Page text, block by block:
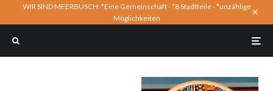
WIR SIND MEERBUSCH: *Eine Gemeinschaft - *8 Stadtteile - *unzählige
Möglichkeiten